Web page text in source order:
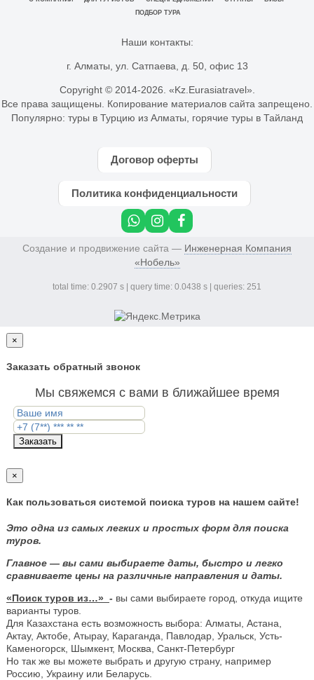
ПОДБОР ТУРА
Наши контакты:
г. Алматы, ул. Сатпаева, д. 50, офис 13
Copyright © 2014-2026. «Kz.Eurasiatravel».
Все права защищены. Копирование материалов сайта запрещено.
Популярно: туры в Турцию из Алматы горячие туры в Тайланд
Договор оферты
Политика конфиденциальности
Создание и продвижение сайта — Инженерная Компания
«Нобель»
total time: 0.2907 s | query time: 0.0438 s | queries: 251
×
Заказать обратный звонок
Мы свяжемся с вами в ближайшее время
Заказать
×
Как пользоваться системой поиска туров на нашем сайте!
Это одна из самых легких и простых форм для поиска
туров.
Главное — вы сами выбираете даты, быстро и легко
сравниваете цены на различные направления и даты.
«Поиск туров из…» - вы сами выбираете город, откуда ищите
варианты туров.
Для Казахстана есть возможность выбора: Алматы, Астана,
Актау, Актобе, Атырау, Караганда, Павлодар, Уральск, Усть-
Каменогорск, Шымкент, Москва, Санкт-Петербург
Но так же вы можете выбрать и другую страну, например
Россию, Украину или Беларусь.